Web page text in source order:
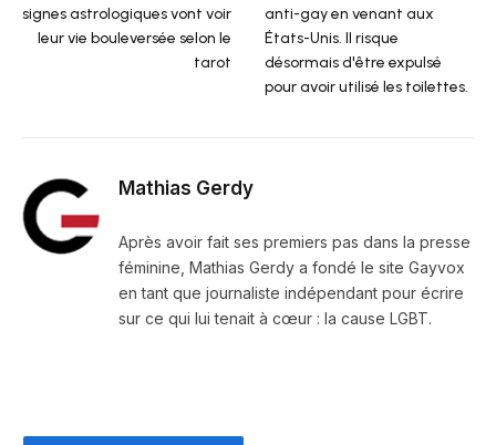
signes astrologiques vont voir
leur vie bouleversée selon le
tarot
anti-gay en venant aux
États-Unis. Il risque
désormais d'être expulsé
pour avoir utilisé les toilettes.
Mathias Gerdy
Après avoir fait ses premiers pas dans la presse
féminine, Mathias Gerdy a fondé le site Gayvox
en tant que journaliste indépendant pour écrire
sur ce qui lui tenait à cœur : la cause LGBT.